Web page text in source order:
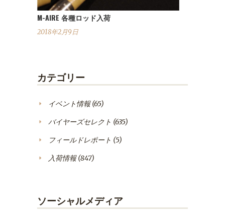
M-AIRE 各種ロッド入荷
2018年2月9日
カテゴリー
イベント情報(65)
バイヤーズセレクト (635)
フィールドレポート (5)
入荷情報(847)
ソーシャルメディア